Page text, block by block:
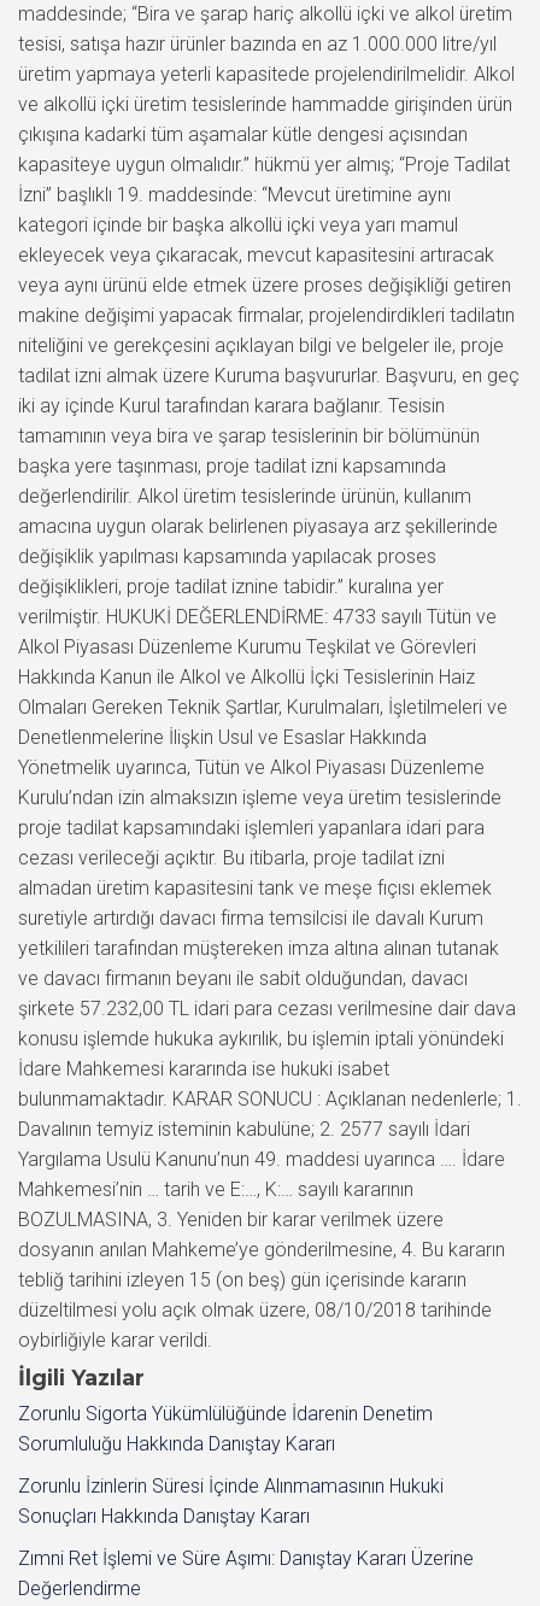
İlgili Yazılar
Zorunlu Sigorta Yükümlülüğünde İdarenin Denetim
Sorumluluğu Hakkında Danıştay Kararı
Zorunlu İzinlerin Süresi İçinde Alınmamasının Hukuki
Sonuçları Hakkında Danıştay Kararı
Zımni Ret İşlemi ve Süre Aşımı: Danıştay Kararı Üzerine
Değerlendirme